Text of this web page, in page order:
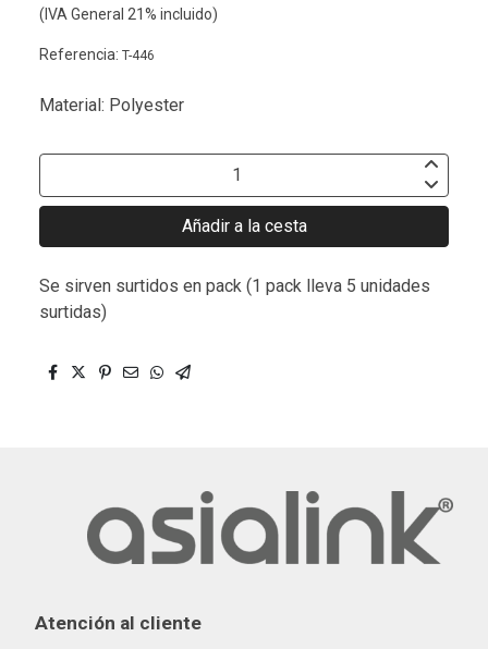
(IVA General 21% incluido)
Referencia: T-446
Material: Polyester
Añadir a la cesta
Se sirven surtidos en pack (1 pack lleva 5 unidades
surtidas)
Atención al cliente